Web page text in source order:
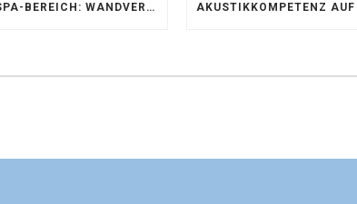
AKUSTIK IM SPA-BEREICH: WANDVERKLEIDUNG MIT SILENTPROTECT CORE